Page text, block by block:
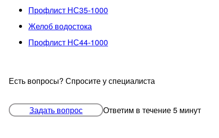
Профлист НС35-1000
Желоб водостока
Профлист НС44-1000
Есть вопросы? Спросите у специалиста
Задать вопрос Ответим в течение 5 минут